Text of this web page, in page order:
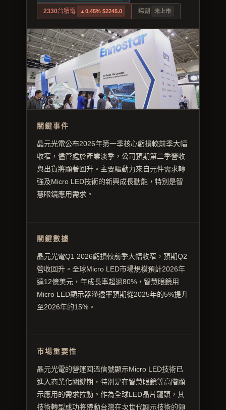
2330台積電 ▲0.45% $2245.0 錼創 未上市
關鍵事件
晶元光電公布2026年第一季核心虧損較前季大幅
收窄，儘管處於產業淡季，公司預期第二季營收
與出貨將顯著回升。主要驅動力來自元件需求轉
強及Micro LED技術的新興成長動能，特別是智
慧眼鏡應用需求。
關鍵數據
晶元光電Q1 2026虧損較前季大幅收窄，預期Q2
營收回升。全球Micro LED市場規模預計2026年
達12億美元，年成長率超過80%，智慧眼鏡用
Micro LED顯示器滲透率預期從2025年的5%提升
至2026年的15%。
市場重要性
晶元光電的營運回溫信號顯示Micro LED技術已
進入商業化關鍵期，特別是在智慧眼鏡等高階顯
示應用的需求拉動。作為全球LED晶片龍頭，其
技術轉型成功將帶動台灣在次世代顯示技術的領